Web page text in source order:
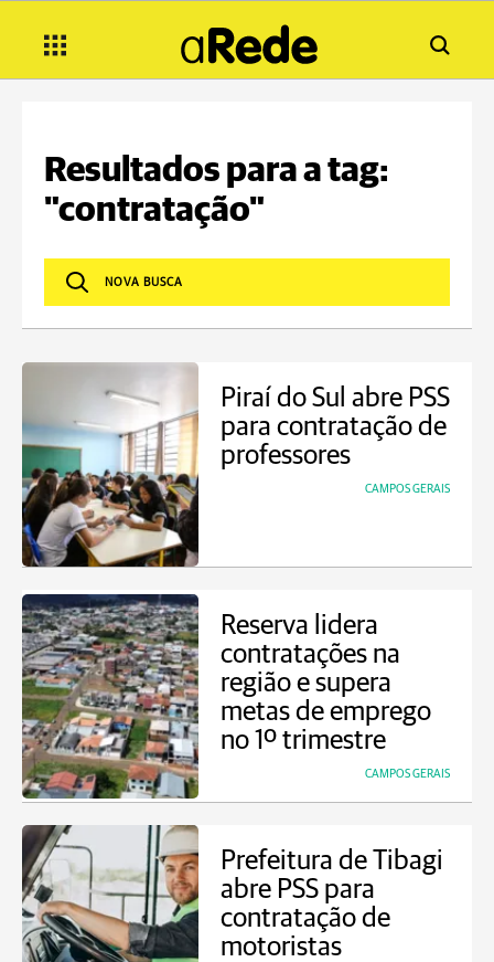
Resultados para a tag:
"contratação"
Piraí do Sul abre PSS
para contratação de
professores
CAMPOS GERAIS
Reserva lidera
contratações na
região e supera
metas de emprego
no 1º trimestre
CAMPOS GERAIS
Prefeitura de Tibagi
abre PSS para
contratação de
motoristas